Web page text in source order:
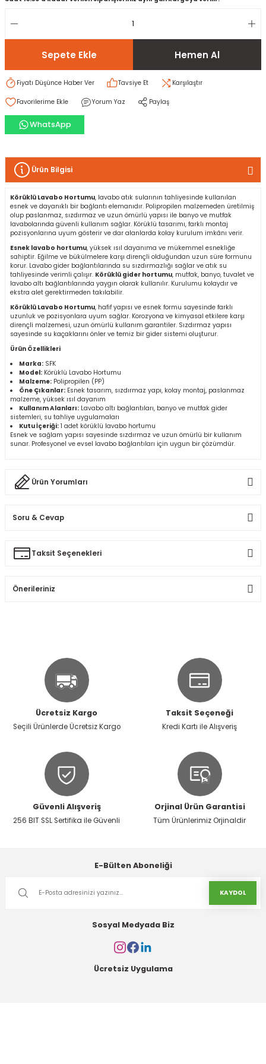
ve Kartonpiyer
Mastik
HARÇLARI
Sepete Ekle Hemen Al
Fiyatı Düşünce Haber Ver Tavsiye Et Karşılaştır
Yorum Yaz Paylaş
WhatsApp
Ürün Bilgisi
Körüklü Lavabo Hortumu, lavabo atık sularının tahliyesinde kullanılan
esnek ve dayanıklı bir bağlantı elemanıdır. Polipropilen malzemeden üretilmiş
olup paslanmaz, sızdırmaz ve uzun ömürlü yapısı ile banyo ve mutfak
lavabolarında güvenli kullanım sağlar. Körüklü tasarımı, farklı montaj
pozisyonlarına uyum gösterir ve dar alanlarda kolay kurulum imkânı verir.
Esnek lavabo hortumu, yüksek ısıl dayanıma ve mükemmel esnekliğe
sahiptir. Eğilme ve bükülmelere karşı dirençli olduğundan uzun süre formunu
korur. Lavabo gider bağlantılarında su sızdırmazlığı sağlar ve atık su
tahliyesinde verimli çalışır. Körüklü gider hortumu, mutfak, banyo, tuvalet ve
lavabo altı bağlantılarında yaygın olarak kullanılır. Kurulumu kolaydır ve
ekstra alet gerektirmeden takılabilir.
Körüklü Lavabo Hortumu, hafif yapısı ve esnek formu sayesinde farklı
uzunluk ve pozisyonlara uyum sağlar. Korozyona ve kimyasal etkilere karşı
dirençli malzemesi, uzun ömürlü kullanım garantiler. Sızdırmaz yapısı
sayesinde su kaçaklarını önler ve temiz bir gider sistemi oluşturur.
Ürün Özellikleri
Marka: SFK
Model: Körüklü Lavabo Hortumu
Malzeme: Polipropilen (PP)
Öne Çıkanlar: Esnek tasarım, sızdırmaz yapı, kolay montaj, paslanmaz
malzeme, yüksek ısıl dayanım
Kullanım Alanları: Lavabo altı bağlantıları, banyo ve mutfak gider
sistemleri, su tahliye uygulamaları
Kutu İçeriği: 1 adet körüklü lavabo hortumu
Esnek ve sağlam yapısı sayesinde sızdırmaz ve uzun ömürlü bir kullanım
sunar. Profesyonel ve evsel lavabo bağlantıları için uygun bir çözümdür.
Ürün Yorumları
Soru & Cevap
Taksit Seçenekleri
Önerileriniz
Ürün resmi kalitesiz, bozuk veya görüntülenemiyor.
Ürün açıklamasında eksik bilgiler bulunuyor.
Ürün bilgilerinde hatalar bulunuyor.
Ürün fiyatı diğer sitelerden daha pahalı.
Ücretsiz Kargo
Seçili Ürünlerde Ücretsiz Kargo
Taksit Seçeneği
Kredi Kartı ile Alışveriş
Güvenli Alışveriş
256 BIT SSL Sertifika ile Güvenli
Orjinal Ürün Garantisi
Tüm Ürünlerimiz Orjinaldir
E-Bülten Aboneliği
KAYDOL
Sosyal Medyada Biz
Ücretsiz Uygulama